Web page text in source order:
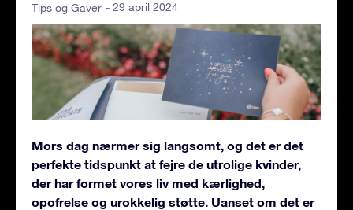
Tips og Gaver - 29 april 2024
Mors dag nærmer sig langsomt, og det er det
perfekte tidspunkt at fejre de utrolige kvinder,
der har formet vores liv med kærlighed,
opofrelse og urokkelig støtte. Uanset om det er